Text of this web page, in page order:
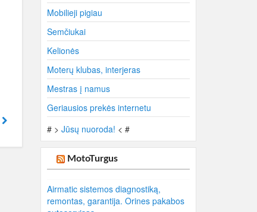
Mobilieji pigiau
Semčiukai
Kelionės
Moterų klubas, interjeras
Mestras į namus
Geriausios prekės internetu
# > Jūsų nuoroda! < #
MotoTurgus
Airmatic sistemos diagnostiką,
remontas, garantija. Orines pakabos